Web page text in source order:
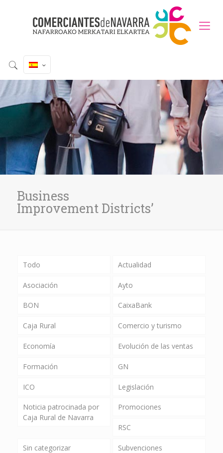
Business
Improvement Districts’
Todo Actualidad
Asociación Ayto
BON CaixaBank
Caja Rural Comercio y turismo
Economía Evolución de las ventas
Formación GN
ICO Legislación
Noticia patrocinada por
Caja Rural de Navarra
Promociones
RSC
Sin categorizar Subvenciones